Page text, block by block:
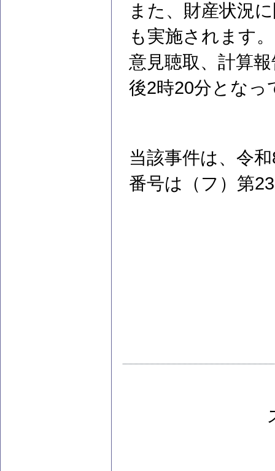
また、財産状況
も実施されます
意見聴取、計算
後2時20分となっ
当該事件は、令
番号は（フ）第